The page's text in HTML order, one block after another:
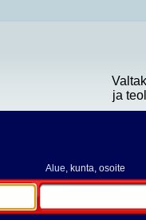
ja
Alue, kunta, osoite